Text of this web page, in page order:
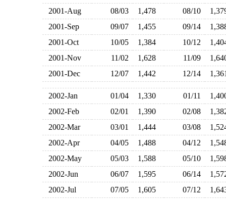
2001-Aug
08/03 1,478 08/10
2001-Sep
09/07 1,455 09/14
2001-Oct
10/05 1,384 10/12
2001-Nov
11/02 1,628 11/09
2001-Dec
12/07 1,442 12/14
2002-Jan 01/04 1,330 01/11
2002-Feb
02/01 1,390 02/08
2002-Mar
03/01 1,444 03/08
2002-Apr
04/05 1,488 04/12
2002-May
05/03 1,588 05/10
2002-Jun
06/07 1,595 06/14
2002-Jul
07/05 1,605 07/12